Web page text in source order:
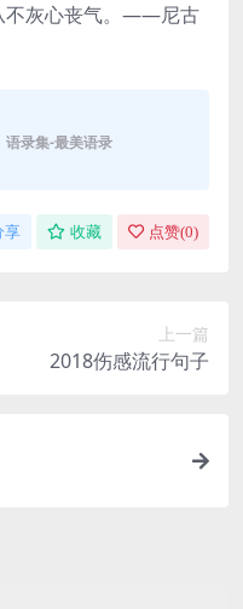
不灰心丧气。——尼古
语录集-最美语录
享 收藏 点赞(0)
上一篇
2018伤感流行句子